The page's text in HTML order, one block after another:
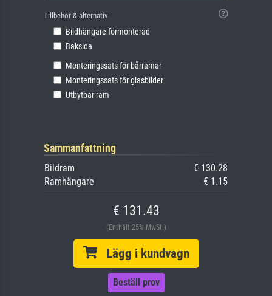
Tillbehör & alternativ
Bildhängare förmonterad
Baksida
Monteringssats för bårramar
Monteringssats för glasbilder
Utbytbar ram
Sammanfattning
Bildram
€ 130.28
Ramhängare
€ 1.15
€ 131.43
(Enthält 25% MwSt.)
Lägg i kundvagn
Beställ prov